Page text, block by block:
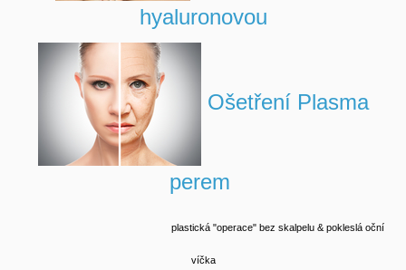
hyaluronovou
Ošetření Plasma
perem
plastická "operace" bez skalpelu & pokleslá oční
víčka